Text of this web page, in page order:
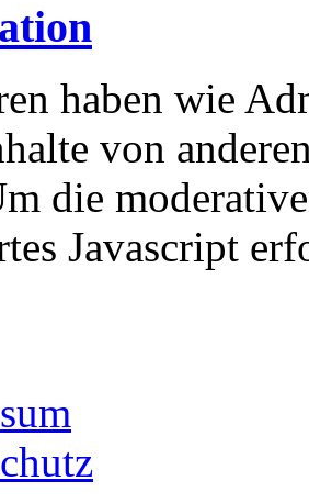
haben wie
von
die
Javascript